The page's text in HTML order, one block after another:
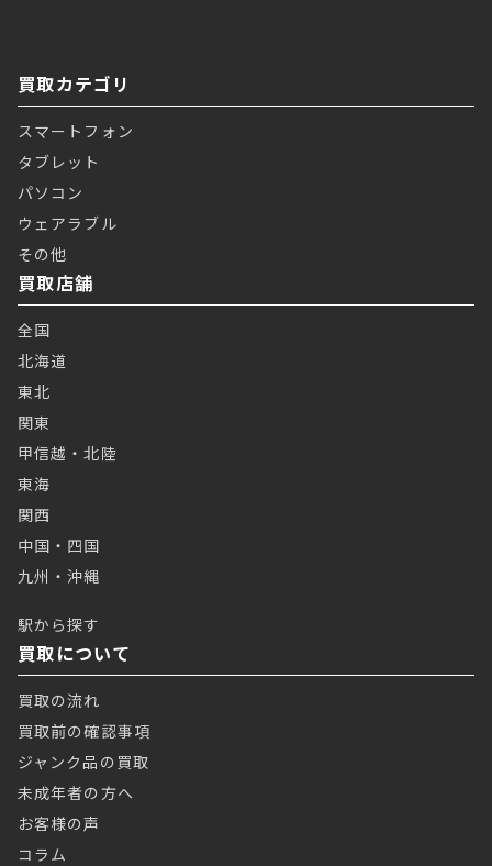
買取カテゴリ
スマートフォン
タブレット
パソコン
ウェアラブル
その他
買取店舗
全国
北海道
東北
関東
甲信越・北陸
東海
関西
中国・四国
九州・沖縄
駅から探す
買取について
買取の流れ
買取前の確認事項
ジャンク品の買取
未成年者の方へ
お客様の声
コラム